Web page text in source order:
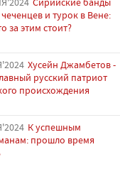
и турок в Вене:
за этим стоит?
Хусейн Джамбетов -
русский патриот
происхождения
К успешным
прошло время